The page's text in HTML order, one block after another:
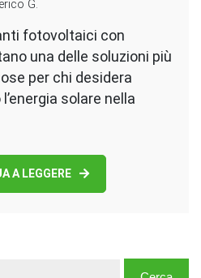
G.
fotovoltaici con
una delle soluzioni più
per chi desidera
solare nella
A LEGGERE